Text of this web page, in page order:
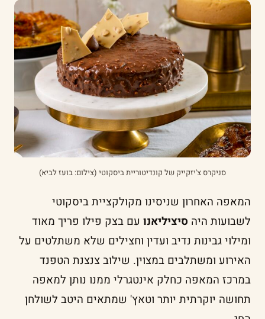
סניקרס צ'יזקייק של קונדיטוריית ביסקוטי (צילום: בועז לביא)
המאפה האחרון שניסינו מקולקציית ביסקוטי
לשבועות היה סיציליאנו עם בצק פילו פריך מאוד
ומילוי גבינות נדיב ועדין וחצילים שלא משתלטים על
האירוע ומשתלבים במצוין. שילוב צנצנת הטפנד
במרכז המאפה כחלק אינטגרלי ממנו נותן למאפה
תחושה יוקרתית יותר וטאץ' שמתאים היטב לשולחן